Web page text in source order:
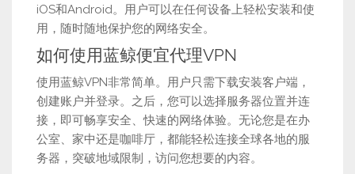
iOS和Android。用户可以在任何设备上轻松安装和使
用，随时随地保护您的网络安全。
如何使用蓝鲸便宜代理VPN
使用蓝鲸VPN非常简单。用户只需下载安装客户端，
创建账户并登录。之后，您可以选择服务器位置并连
接，即可畅享安全、快速的网络体验。无论您是在办
公室、家中还是咖啡厅，都能轻松连接全球各地的服
务器，突破地域限制，访问您想要的内容。